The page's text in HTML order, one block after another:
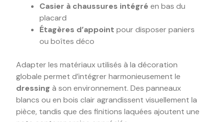
Casier à chaussures intégré en bas du
placard
Étagères d’appoint pour disposer paniers
ou boîtes déco
Adapter les matériaux utilisés à la décoration
globale permet d’intégrer harmonieusement le
dressing à son environnement. Des panneaux
blancs ou en bois clair agrandissent visuellement la
pièce, tandis que des finitions laquées ajoutent une